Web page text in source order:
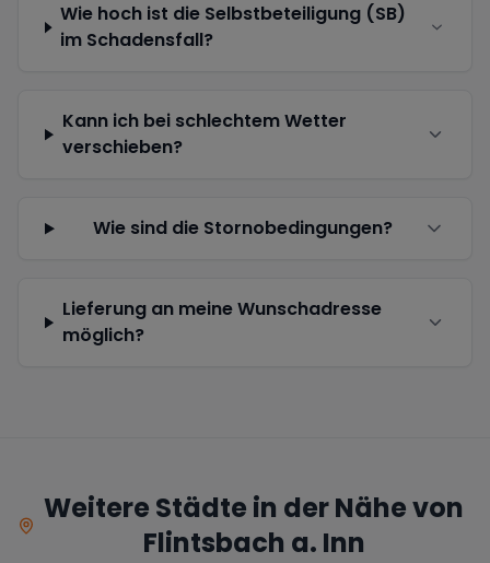
Wie hoch ist die Selbstbeteiligung (SB)
im Schadensfall?
Kann ich bei schlechtem Wetter
verschieben?
Wie sind die Stornobedingungen?
Lieferung an meine Wunschadresse
möglich?
Weitere Städte in der Nähe von
Flintsbach a. Inn